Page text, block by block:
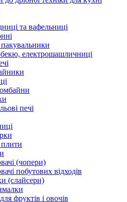
та вафельниці
електрошашличниці
печі
плити
(чопери)
побутових відходів
(слайсери)
фруктів і овочів